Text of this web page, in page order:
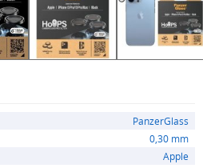
pro vyšší odolnost a prémiový
a bude fungovat s
a přesnou domácí instalaci
PanzerGlass
0,30 mm
Apple